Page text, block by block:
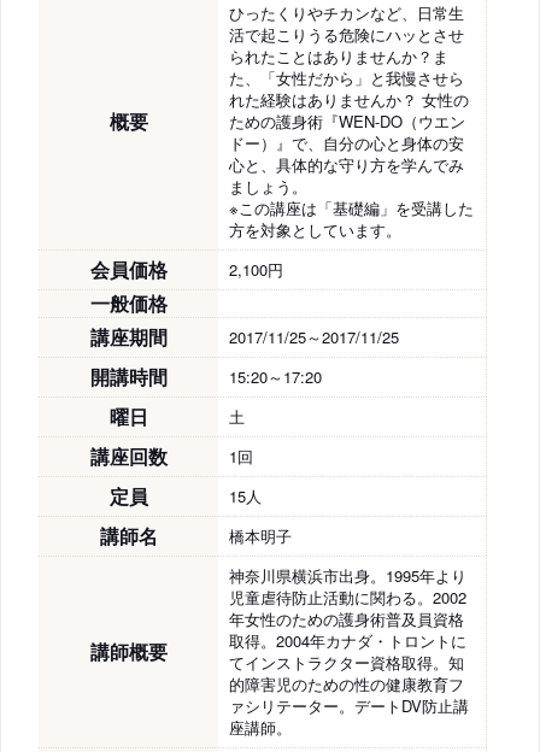
概要
ひったくりやチカンなど、日常生
活で起こりうる危険にハッとさせ
られたことはありませんか？ま
た、「女性だから」と我慢させら
れた経験はありませんか？ 女性の
ための護身術『WEN-DO（ウエン
ドー）』で、自分の心と身体の安
心と、具体的な守り方を学んでみ
ましょう。
※この講座は「基礎編」を受講した
方を対象としています。
会員価格 2,100円
一般価格
講座期間
2017/11/25～2017/11/25
開講時間 15:20～17:20
曜日 土
講座回数 1回
定員 15人
講師名 橋本明子
講師概要
神奈川県横浜市出身。1995年より
児童虐待防止活動に関わる。2002
年女性のための護身術普及員資格
取得。2004年カナダ・トロントに
てインストラクター資格取得。知
的障害児のための性の健康教育フ
ァシリテーター。デートDV防止講
座講師。